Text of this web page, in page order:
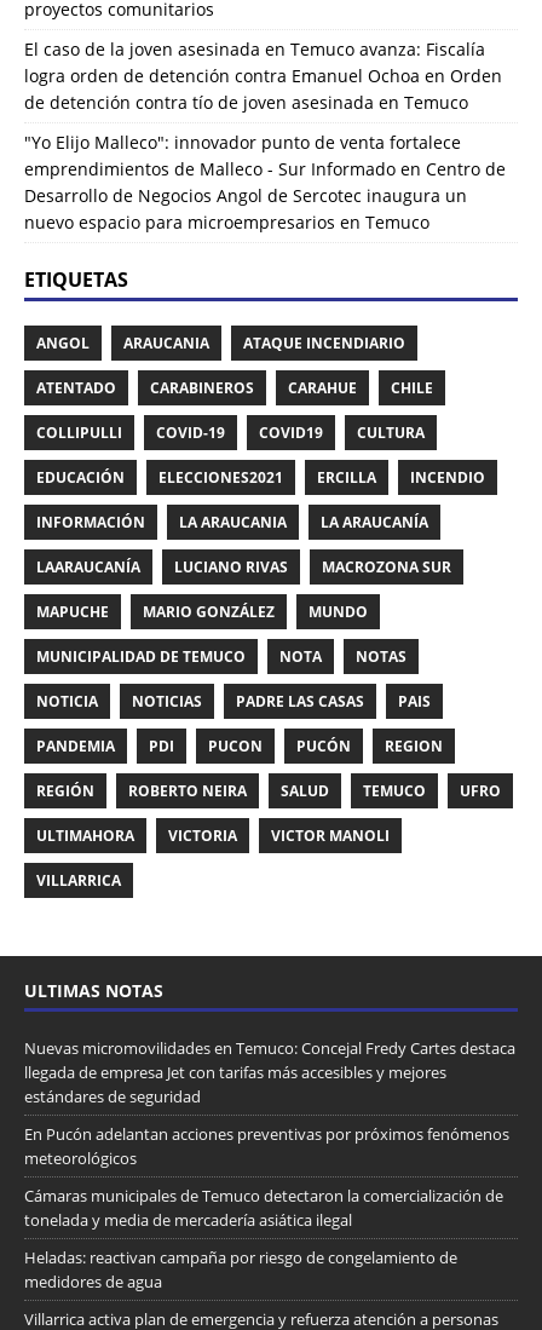
proyectos comunitarios
El caso de la joven asesinada en Temuco avanza: Fiscalía
logra orden de detención contra Emanuel Ochoa en Orden
de detención contra tío de joven asesinada en Temuco
"Yo Elijo Malleco": innovador punto de venta fortalece
emprendimientos de Malleco - Sur Informado en Centro de
Desarrollo de Negocios Angol de Sercotec inaugura un
nuevo espacio para microempresarios en Temuco
ETIQUETAS
ANGOL ARAUCANIA ATAQUE INCENDIARIO
ATENTADO CARABINEROS CARAHUE CHILE
COLLIPULLI COVID-19 COVID19 CULTURA
EDUCACIÓN ELECCIONES2021 ERCILLA INCENDIO
INFORMACIÓN LA ARAUCANIA LA ARAUCANÍA
LAARAUCANÍA LUCIANO RIVAS MACROZONA SUR
MAPUCHE MARIO GONZÁLEZ MUNDO
MUNICIPALIDAD DE TEMUCO NOTA NOTAS
NOTICIA NOTICIAS PADRE LAS CASAS PAIS
PANDEMIA PDI PUCON PUCÓN REGION
REGIÓN ROBERTO NEIRA SALUD TEMUCO UFRO
ULTIMAHORA VICTORIA VICTOR MANOLI
VILLARRICA
ULTIMAS NOTAS
Nuevas micromovilidades en Temuco: Concejal Fredy Cartes destaca
llegada de empresa Jet con tarifas más accesibles y mejores
estándares de seguridad
En Pucón adelantan acciones preventivas por próximos fenómenos
meteorológicos
Cámaras municipales de Temuco detectaron la comercialización de
tonelada y media de mercadería asiática ilegal
Heladas: reactivan campaña por riesgo de congelamiento de
medidores de agua
Villarrica activa plan de emergencia y refuerza atención a personas